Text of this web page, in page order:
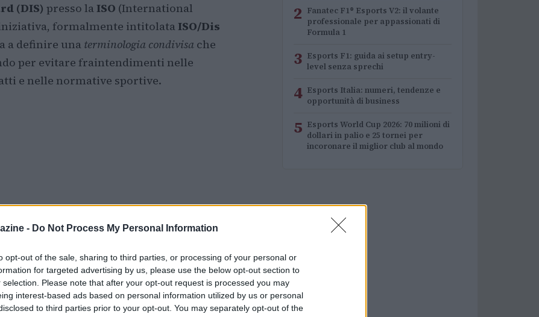
- Do Not Process My Personal Information
opt-out of the sale, sharing to third parties, or processing of your personal or
for targeted advertising by us, please use the below opt-out section to
selection. Please note that after your opt-out request is processed you may
interest-based ads based on personal information utilized by us or personal
to third parties prior to your opt-out. You may separately opt-out of the
(DIS) presso laISO (International
formalmente intitolataISO/Dis
a definire una terminologia condivisa che
per evitare fraintendimenti nelle
e nelle normative sportive.
2 Fanatec F1® Esports V2: il volante
professionale per appassionati di
Formula 1
3 Esports F1: guida ai setup entry-
level senza sprechi
4 Esports Italia: numeri, tendenze e
opportunità di business
5 Esports World Cup 2026: 70 milioni di
dollari in palio e 25 tornei per
incoronare il miglior club al mondo